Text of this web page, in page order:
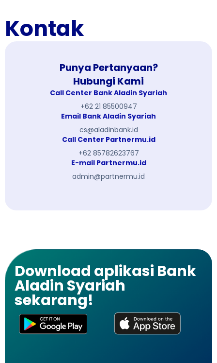
Kontak
Punya Pertanyaan?
Hubungi Kami
Call Center Bank Aladin Syariah
+62 21 85500947
Email Bank Aladin Syariah
cs@aladinbank.id
Call Center Partnermu.id
+62 85782623767
E-mail Partnermu.id
admin@partnermu.id
Download aplikasi Bank
Aladin Syariah
sekarang!